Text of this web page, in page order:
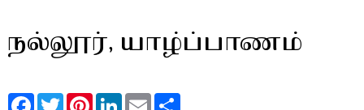
நல்லூர், யாழ்ப்பாணம்
FacebookTwitterPinterestLinkedInEmail